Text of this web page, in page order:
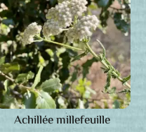
Achillée millefeuille